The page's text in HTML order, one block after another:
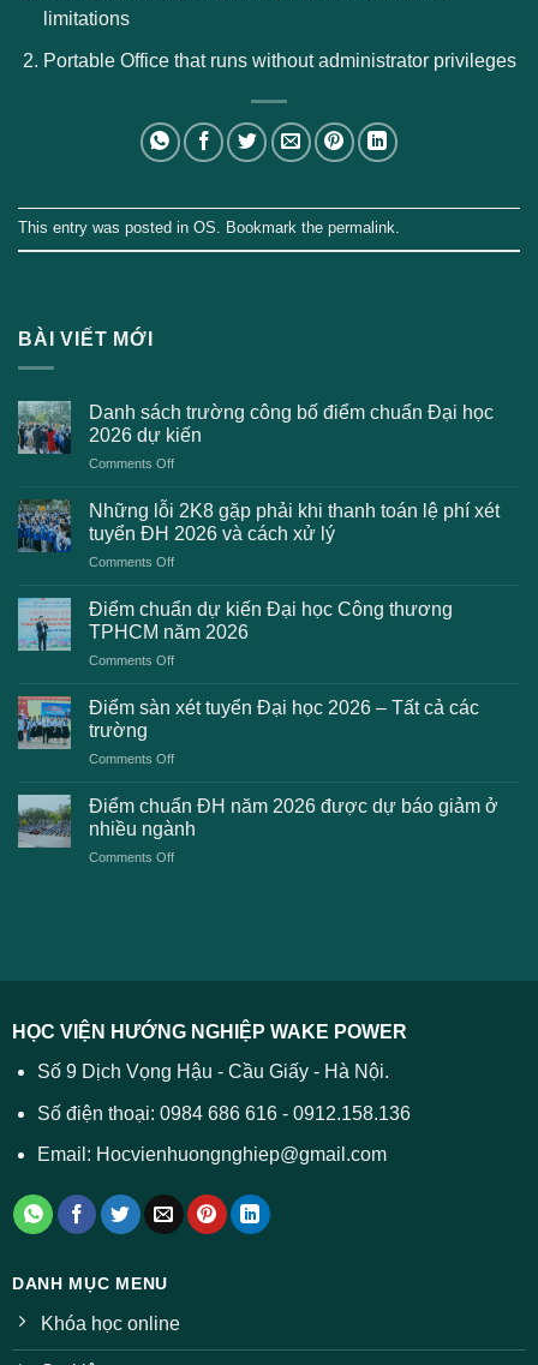
BÀI VIẾT MỚI
Danh sách trường công bố điểm chuẩn Đại học
2026 dự kiến
Comments Offon
sách
trường
công
bố
chuẩn
Đại
kiến
Những lỗi 2K8 gặp phải khi thanh toán lệ phí xét
tuyển ĐH 2026 và cách xử lý
Comments Offon
lỗi
2K8
gặp
phải
thanh
tuyển
ĐH
Điểm chuẩn dự kiến Đại học Công thương
TPHCM năm 2026
Comments Offon
chuẩn
Đại
Công
thương
Điểm sàn xét tuyển Đại học 2026 – Tất cả các
trường
Comments Offon
sàn
xét
tuyển
Đại
Điểm chuẩn ĐH năm 2026 được dự báo giảm ở
nhiều ngành
Comments Offon
giảm
nhiều
limitations
Portable Office that runs without administrator privileges
This entry was posted in OS . Bookmark the permalink
HỌC VIỆN HƯỚNG NGHIỆP WAKE POWER
Số 9 Dịch Vọng Hậu - Cầu Giấy - Hà Nội.
Số điện thoại: 0984 686 616 - 0912.158.136
Email: Hocvienhuongnghiep@gmail.com
DANH MỤC MENU
Khóa học online